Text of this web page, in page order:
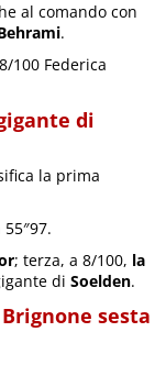
al comando con
.
100 Federica
di
la prima
; terza, a 8/100, la
diSoelden.
sesta